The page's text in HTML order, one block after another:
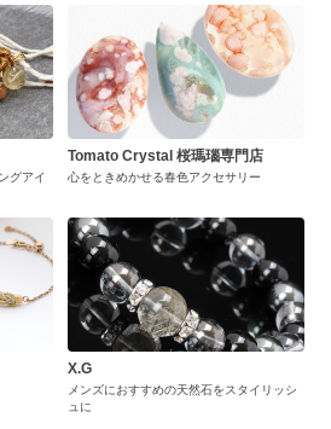
グアイ
Tomato Crystal 桜瑪瑙専門店
心をときめかせる春色アクセサリー
X.G
メンズにおすすめの天然石をスタイリッシ
ュに